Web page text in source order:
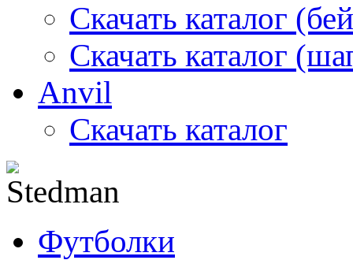
Скачать каталог
Скачать каталог
Anvil
Скачать каталог
Футболки